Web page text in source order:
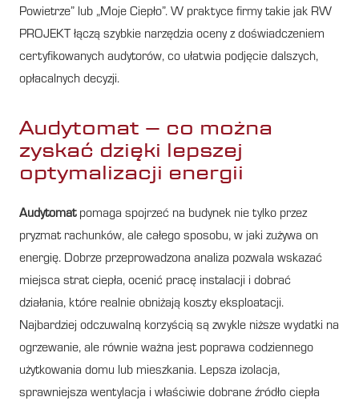
Powietrze” lub „Moje Ciepło”. W praktyce firmy takie jak RW
PROJEKT łączą szybkie narzędzia oceny z doświadczeniem
certyfikowanych audytorów, co ułatwia podjęcie dalszych,
opłacalnych decyzji.
Audytomat – co można
zyskać dzięki lepszej
optymalizacji energii
Audytomatpomaga spojrzeć na budynek nie tylko przez
pryzmat rachunków, ale całego sposobu, w jaki zużywa on
energię. Dobrze przeprowadzona analiza pozwala wskazać
miejsca strat ciepła, ocenić pracę instalacji i dobrać
działania, które realnie obniżają koszty eksploatacji.
Najbardziej odczuwalną korzyścią są zwykle niższe wydatki na
ogrzewanie, ale równie ważna jest poprawa codziennego
użytkowania domu lub mieszkania. Lepsza izolacja,
sprawniejsza wentylacja i właściwie dobrane źródło ciepła